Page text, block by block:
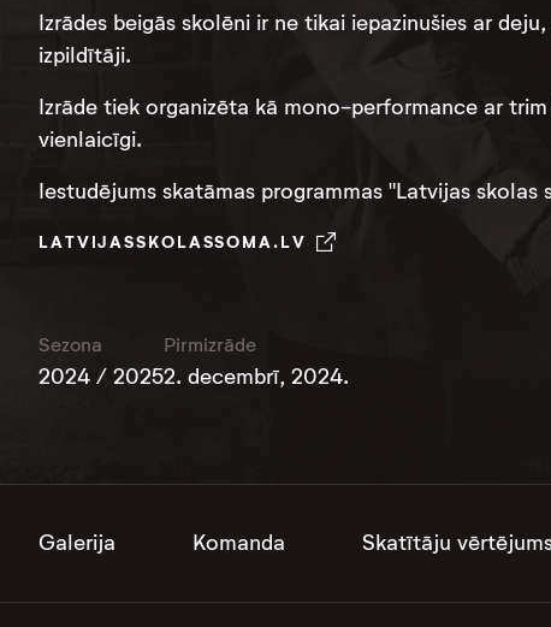
Izrādes beigās skolēni ir ne tikai iepazinušies ar
izpildītāji.
Izrāde tiek organizēta kā mono-performance ar
vienlaicīgi.
Iestudējums skatāmas programmas "Latvijas skolas
LATVIJASSKOLASSOMA.LV
Sezona
2024 / 2025
Pirmizrāde
2. decembrī, 2024.
Galerija Komanda Skatītāju